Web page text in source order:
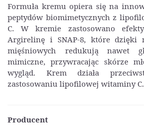
Formuła kremu opiera się na
peptydów biomimetycznych z
C. W kremie zastosowano
Argirelinę i SNAP-8, które dzięki
mięśniowych redukują nawet
mimiczne, przywracając skórze
wygląd. Krem działa
zastosowaniu lipofilowej witaminy C.
Producent